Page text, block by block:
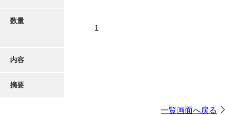
数量
1
内容
摘要
一覧画面へ戻る